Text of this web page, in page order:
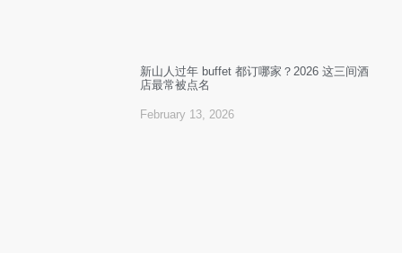
新山人过年 buffet 都订哪家？2026 这三间酒
店最常被点名
February 13, 2026